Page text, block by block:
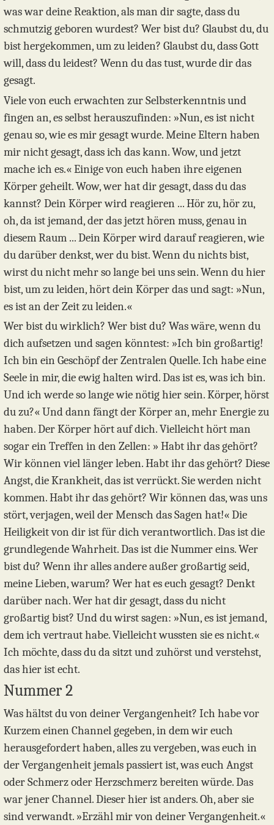
was war deine Reaktion, als man dir sagte, dass du
schmutzig geboren wurdest? Wer bist du? Glaubst du, du
bist hergekommen, um zu leiden? Glaubst du, dass Gott
will, dass du leidest? Wenn du das tust, wurde dir das
gesagt.
Viele von euch erwachten zur Selbsterkenntnis und
fingen an, es selbst herauszufinden: »Nun, es ist nicht
genau so, wie es mir gesagt wurde. Meine Eltern haben
mir nicht gesagt, dass ich das kann. Wow, und jetzt
mache ich es.« Einige von euch haben ihre eigenen
Körper geheilt. Wow, wer hat dir gesagt, dass du das
kannst? Dein Körper wird reagieren ... Hör zu, hör zu,
oh, da ist jemand, der das jetzt hören muss, genau in
diesem Raum ... Dein Körper wird darauf reagieren, wie
du darüber denkst, wer du bist. Wenn du nichts bist,
wirst du nicht mehr so lange bei uns sein. Wenn du hier
bist, um zu leiden, hört dein Körper das und sagt: »Nun,
es ist an der Zeit zu leiden.«
Wer bist du wirklich? Wer bist du? Was wäre, wenn du
dich aufsetzen und sagen könntest: »Ich bin großartig!
Ich bin ein Geschöpf der Zentralen Quelle. Ich habe eine
Seele in mir, die ewig halten wird. Das ist es, was ich bin.
Und ich werde so lange wie nötig hier sein. Körper, hörst
du zu?« Und dann fängt der Körper an, mehr Energie zu
haben. Der Körper hört auf dich. Vielleicht hört man
sogar ein Treffen in den Zellen: » Habt ihr das gehört?
Wir können viel länger leben. Habt ihr das gehört? Diese
Angst, die Krankheit, das ist verrückt. Sie werden nicht
kommen. Habt ihr das gehört? Wir können das, was uns
stört, verjagen, weil der Mensch das Sagen hat!« Die
Heiligkeit von dir ist für dich verantwortlich. Das ist die
grundlegende Wahrheit. Das ist die Nummer eins. Wer
bist du? Wenn ihr alles andere außer großartig seid,
meine Lieben, warum? Wer hat es euch gesagt? Denkt
darüber nach. Wer hat dir gesagt, dass du nicht
großartig bist? Und du wirst sagen: »Nun, es ist jemand,
dem ich vertraut habe. Vielleicht wussten sie es nicht.«
Ich möchte, dass du da sitzt und zuhörst und verstehst,
das hier ist echt.
Nummer 2
Was hältst du von deiner Vergangenheit? Ich habe vor
Kurzem einen Channel gegeben, in dem wir euch
herausgefordert haben, alles zu vergeben, was euch in
der Vergangenheit jemals passiert ist, was euch Angst
oder Schmerz oder Herzschmerz bereiten würde. Das
war jener Channel. Dieser hier ist anders. Oh, aber sie
sind verwandt. »Erzähl mir von deiner Vergangenheit.«